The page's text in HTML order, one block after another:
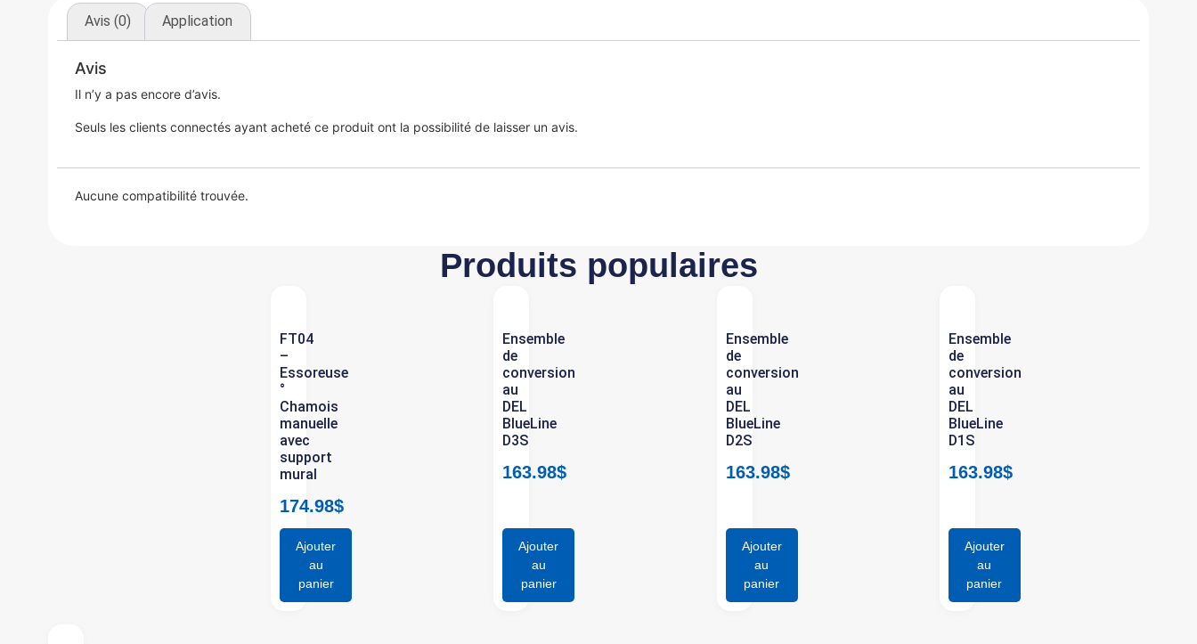
Avis (0) Application
Avis
Il n’y a pas encore d’avis.
Seuls les clients connectés ayant acheté ce produit ont la possibilité de laisser un avis.
Aucune compatibilité trouvée.
Produits populaires
FT04
–
Essoreuse
°
Chamois
manuelle
avec
support
mural
174.98$
Ajouter
au
panier
Ensemble
de
conversion
au
DEL
BlueLine
D3S
163.98$
Ajouter
au
panier
Ensemble
de
conversion
au
DEL
BlueLine
D2S
163.98$
Ajouter
au
panier
Ensemble
de
conversion
au
DEL
BlueLine
D1S
163.98$
Ajouter
au
panier